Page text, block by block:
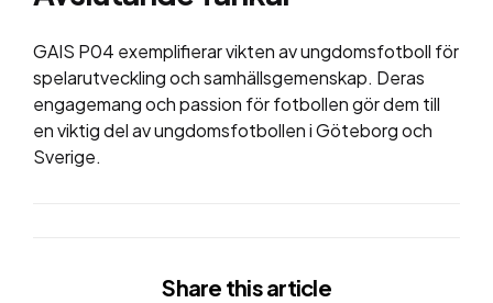
GAIS P04 exemplifierar vikten av ungdomsfotboll för
spelarutveckling och samhällsgemenskap. Deras
engagemang och passion för fotbollen gör dem till
en viktig del av ungdomsfotbollen i Göteborg och
Sverige.
Share this article